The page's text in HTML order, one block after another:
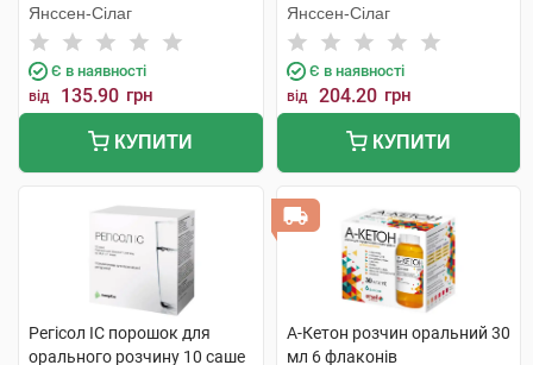
Янссен-Сілаг
Є в наявності
від 135.90 грн
КУПИТИ
Янссен-Сілаг
Є в наявності
від 204.20 грн
КУПИТИ
Регісол ІС порошок для
орального розчину 10 саше
А-Кетон розчин оральний 30
мл 6 флаконів